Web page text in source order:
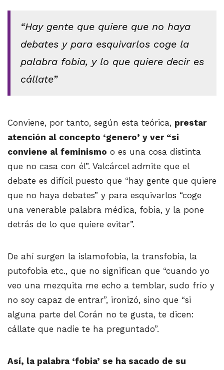
“Hay gente que quiere que no haya
debates y para esquivarlos coge la
palabra fobia, y lo que quiere decir es
cállate”
Conviene, por tanto, según esta teórica, prestar
atención al concepto ‘genero’ y ver “si
conviene al feminismo o es una cosa distinta
que no casa con él”. Valcárcel admite que el
debate es difícil puesto que “hay gente que quiere
que no haya debates” y para esquivarlos “coge
una venerable palabra médica, fobia, y la pone
detrás de lo que quiere evitar”.
De ahí surgen la islamofobia, la transfobia, la
putofobia etc., que no significan que “cuando yo
veo una mezquita me echo a temblar, sudo frío y
no soy capaz de entrar”, ironizó, sino que “si
alguna parte del Corán no te gusta, te dicen:
cállate que nadie te ha preguntado”.
Así, la palabra ‘fobia’ se ha sacado de su